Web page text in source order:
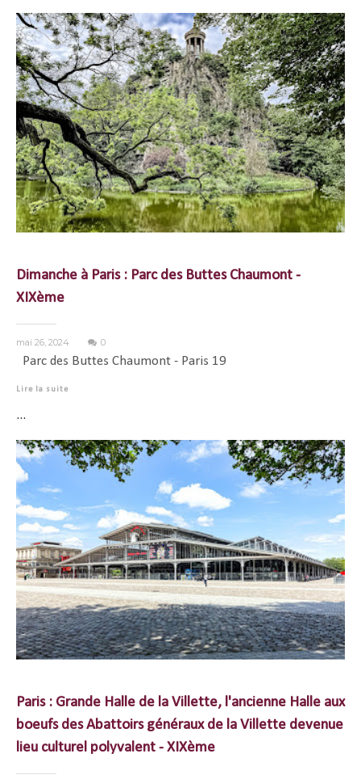
Dimanche à Paris : Parc des Buttes Chaumont -
XIXème
mai 26, 2024 0
Parc des Buttes Chaumont - Paris 19
Lire la suite
...
Paris : Grande Halle de la Villette, l'ancienne Halle aux
boeufs des Abattoirs généraux de la Villette devenue
lieu culturel polyvalent - XIXème